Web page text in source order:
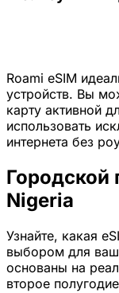
Roami eSIM
устройств. Вы
карту активной
использовать
интернета без
Городской
Nigeria
Узнайте, какая
выбором для
основаны на
второе